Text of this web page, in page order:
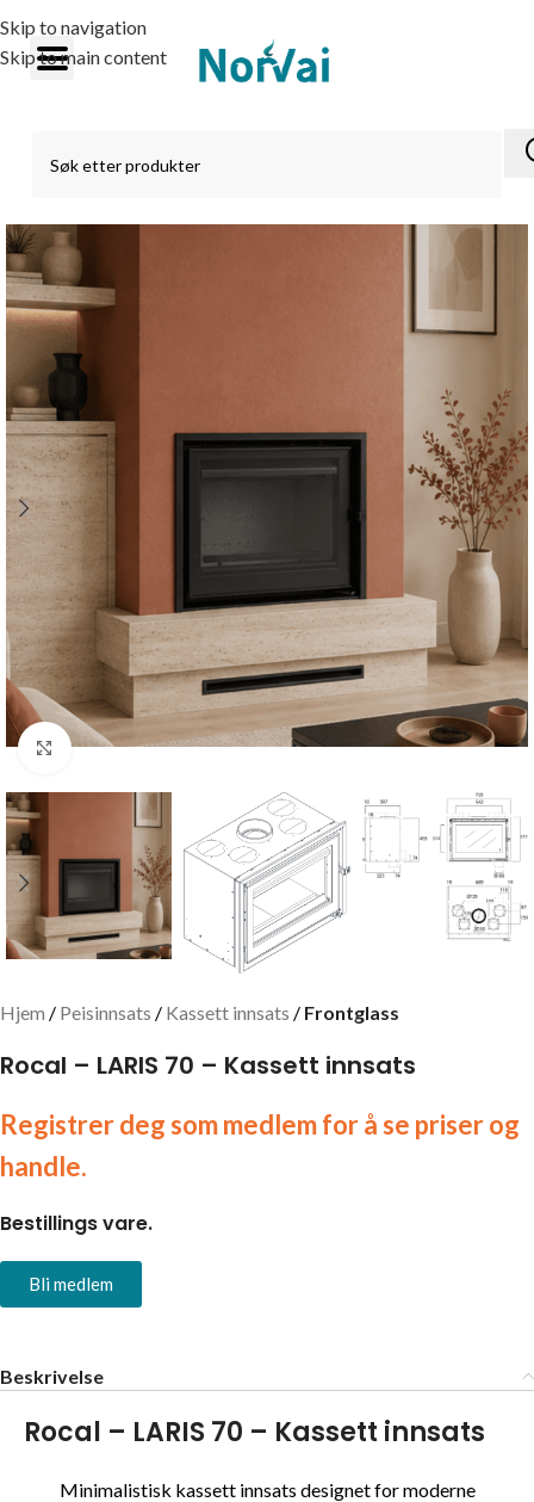
Skip to navigation
Skip to main content
Click to enlarge
Hjem Peisinnsats Kassett innsats Frontglass
Rocal – LARIS 70 – Kassett innsats
Registrer deg som medlem for å se priser og
handle.
Bestillings vare.
Bli medlem
Beskrivelse
Rocal – LARIS 70 – Kassett innsats
Minimalistisk kassett innsats designet for moderne